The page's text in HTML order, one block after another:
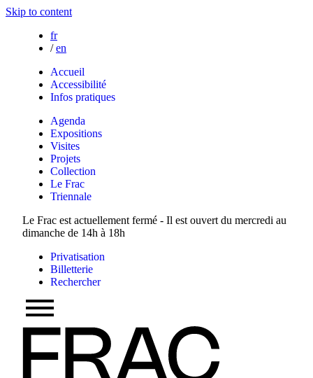
Skip to content
fr
/ en
Accueil
Accessibilité
Infos pratiques
Agenda
Expositions
Visites
Projets
Collection
Le Frac
Triennale
Le Frac est actuellement fermé - Il est ouvert du mercredi au
dimanche de 14h à 18h
Privatisation
Billetterie
Rechercher